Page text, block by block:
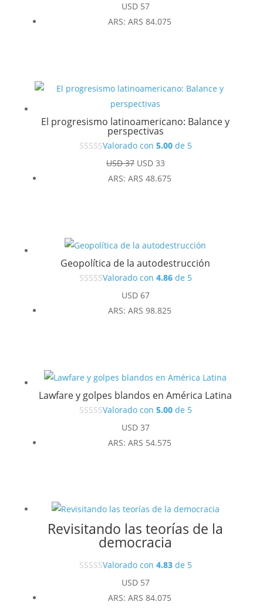
USD57
ARS: ARS 84.075
El progresismo latinoamericano: Balance y
perspectivas
Valorado con 5.00de 5
USD37 El
precio
USD33El
precio
ARS: ARS 48.675
Geopolítica de la autodestrucción
Valorado con 4.86de 5
USD67
ARS: ARS 98.825
Lawfare y golpes blandos en América Latina
Valorado con 5.00de 5
USD37
ARS: ARS 54.575
Revisitando las teorías de la
democracia
Valorado con 4.83de 5
USD57
ARS: ARS 84.075